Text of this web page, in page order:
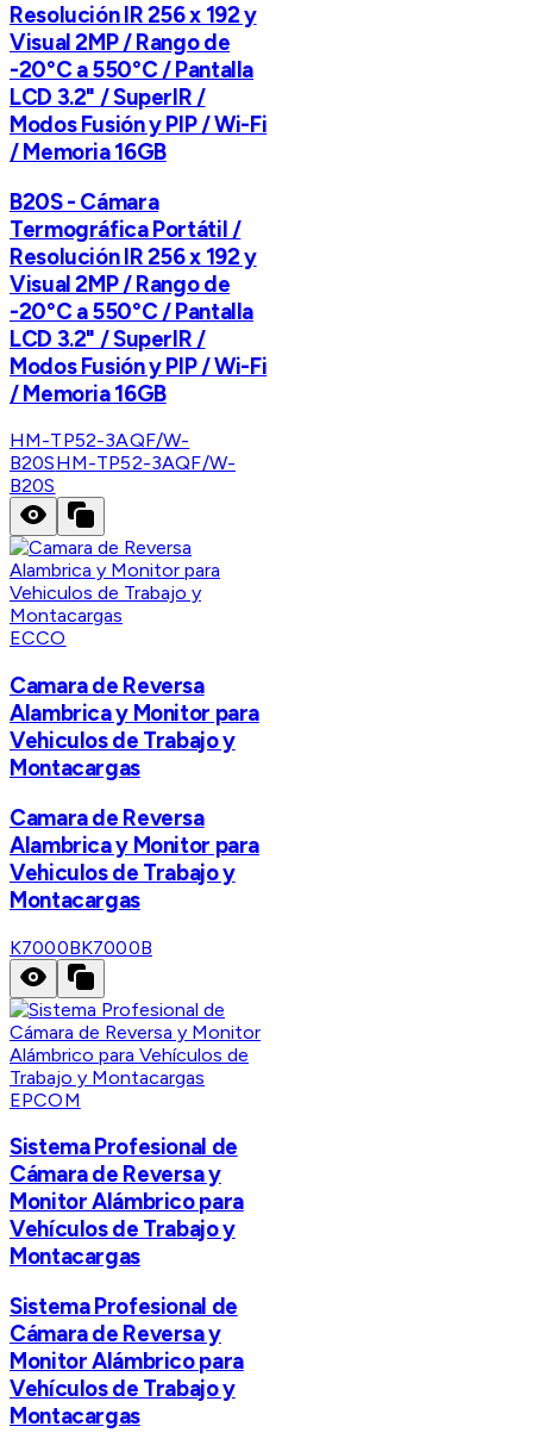
Resolución IR 256 x 192 y
Visual 2MP / Rango de
-20°C a 550°C / Pantalla
LCD 3.2" / SuperIR /
Modos Fusión y PIP / Wi-Fi
/ Memoria 16GB
B20S - Cámara
Termográfica Portátil /
Resolución IR 256 x 192 y
Visual 2MP / Rango de
-20°C a 550°C / Pantalla
LCD 3.2" / SuperIR /
Modos Fusión y PIP / Wi-Fi
/ Memoria 16GB
HM-TP52-3AQF/W-
B20SHM-TP52-3AQF/W-
B20S
ECCO
Camara de Reversa
Alambrica y Monitor para
Vehiculos de Trabajo y
Montacargas
Camara de Reversa
Alambrica y Monitor para
Vehiculos de Trabajo y
Montacargas
K7000BK7000B
EPCOM
Sistema Profesional de
Cámara de Reversa y
Monitor Alámbrico para
Vehículos de Trabajo y
Montacargas
Sistema Profesional de
Cámara de Reversa y
Monitor Alámbrico para
Vehículos de Trabajo y
Montacargas